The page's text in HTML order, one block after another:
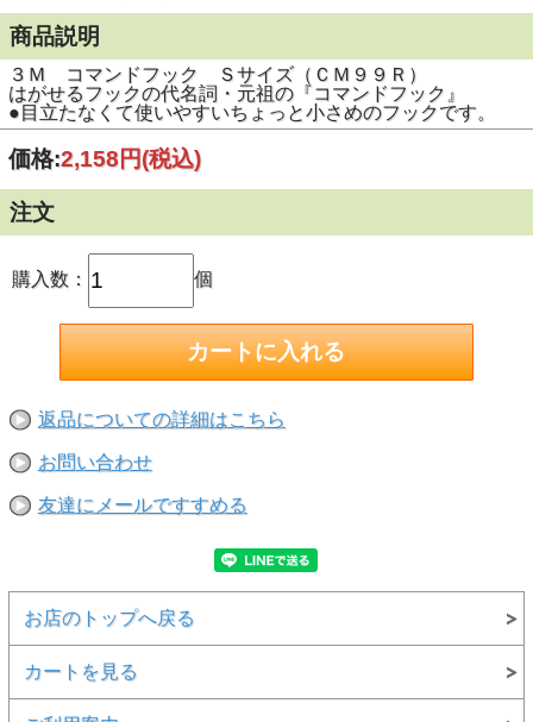
商品説明
３Ｍ コマンドフック Ｓサイズ（ＣＭ９９Ｒ）
はがせるフックの代名詞・元祖の『コマンドフック』
●目立たなくて使いやすいちょっと小さめのフックです。
価格:2,158円(税込)
注文
購入数： 個
返品についての詳細はこちら
お問い合わせ
友達にメールですすめる
お店のトップへ戻る
カートを見る